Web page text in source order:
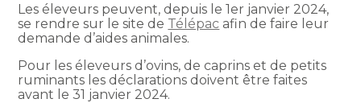
Les éleveurs peuvent, depuis le 1er janvier 2024,
se rendre sur le site de Télépac afin de faire leur
demande d’aides animales.
Pour les éleveurs d’ovins, de caprins et de petits
ruminants les déclarations doivent être faites
avant le 31 janvier 2024.